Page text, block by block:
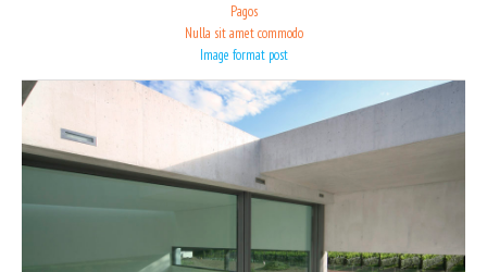
Pagos
Nulla sit amet commodo
Image format post